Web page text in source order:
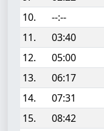
10.
--:--
11.
03:40
12.
05:00
13.
06:17
14.
07:31
15.
08:42